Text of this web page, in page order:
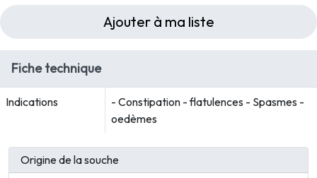
Ajouter à ma liste
Fiche technique
Indications
- Constipation - flatulences - Spasmes -
oedèmes
Origine de la souche